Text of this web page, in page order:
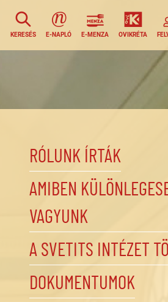
KERESÉS E-NAPLÓ E-MENZA OVIKRÉTA
RÓLUNK ÍRTÁK
AMIBEN
VAGYUNK
A SVETITS INTÉZET
DOKUMENTUMOK